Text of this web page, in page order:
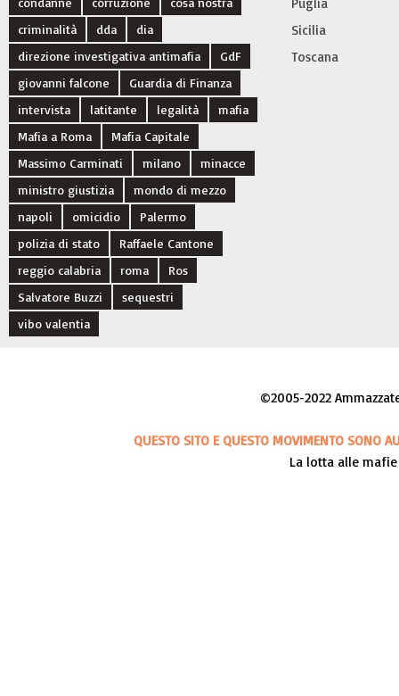
criminalità
dda
dia
direzione investigativa antimafia
GdF
giovanni falcone
Guardia di Finanza
intervista
latitante legalità
mafia
Mafia a Roma
Mafia Capitale
Massimo Carminati
milano
minacce
ministro giustizia
mondo di mezzo
napoli
omicidio
Palermo
polizia di stato
Raffaele Cantone
reggio calabria
roma
Ros
Salvatore Buzzi
sequestri
vibo valentia
Sicilia
Toscana
©2005-2022
QUESTO SITO E QUESTO MOVIMENTO SONO
La lotta alle